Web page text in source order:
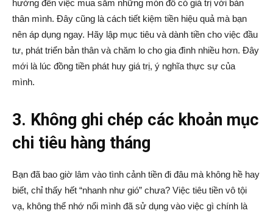
hướng đến việc mua sắm những món đồ có giá trị với bản
thân mình. Đây cũng là cách tiết kiệm tiền hiệu quả mà bạn
nên áp dụng ngay. Hãy lập mục tiêu và dành tiền cho việc đầu
tư, phát triển bản thân và chăm lo cho gia đình nhiều hơn. Đây
mới là lúc đồng tiền phát huy giá trị, ý nghĩa thực sự của
mình.
3. Không ghi chép các khoản mục
chi tiêu hàng tháng
Bạn đã bao giờ lâm vào tình cảnh tiền đi đâu mà không hề hay
biết, chỉ thấy hết “nhanh như gió” chưa? Việc tiêu tiền vô tội
vạ, không thể nhớ nổi mình đã sử dụng vào việc gì chính là